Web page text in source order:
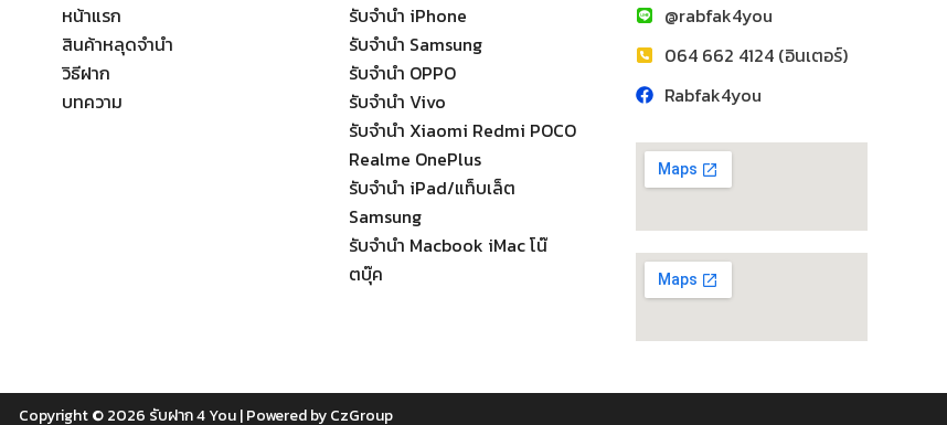
หน้าแรก
สินค้าหลุดจำนำ
วิธีฝาก
บทความ
รับจำนำ iPhone
รับจำนำ Samsung
รับจำนำ OPPO
รับจำนำ Vivo
รับจำนำ Xiaomi Redmi POCO
Realme OnePlus
รับจำนำ iPad/แท็บเล็ต
Samsung
รับจำนำ Macbook iMac โน๊
ตบุ๊ค
@rabfak4you
064 662 4124 (อินเตอร์)
Rabfak4you
Copyright © 2026 รับฝาก 4 You| Powered byCzGroup